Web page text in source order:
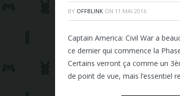
BY OFFBLINK ON 11 MAI 2016
Captain America: Civil War a
ce dernier qui commence la
Certains verront ça comme un
de point de vue, mais l’essentiel